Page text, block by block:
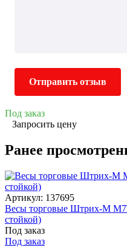
Отправить отзыв
Под заказ
Запросить цену
Ранее
Артикул: 137695
Весы торговые Штрих-М
стойкой)
Под заказ
Под заказ